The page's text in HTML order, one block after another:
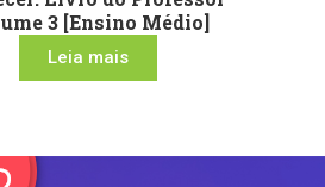
3 [Ensino Médio]
Leia mais